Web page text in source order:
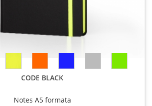
CODE BLACK
Notes A5 formata